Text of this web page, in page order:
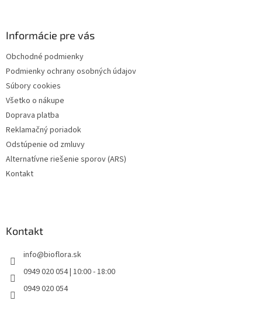
Informácie pre vás
Obchodné podmienky
Podmienky ochrany osobných údajov
Súbory cookies
Všetko o nákupe
Doprava platba
Reklamačný poriadok
Odstúpenie od zmluvy
Alternatívne riešenie sporov (ARS)
Kontakt
Kontakt
info@bioflora.sk
0949 020 054 | 10:00 - 18:00
0949 020 054